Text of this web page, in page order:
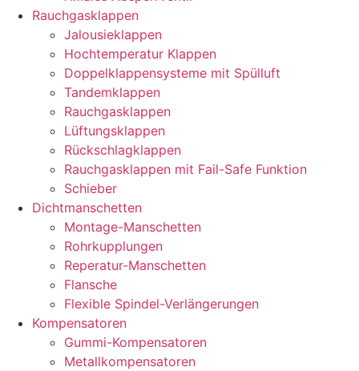
Rauchgasklappen
Jalousieklappen
Hochtemperatur Klappen
Doppelklappensysteme mit Spülluft
Tandemklappen
Rauchgasklappen
Lüftungsklappen
Rückschlagklappen
Rauchgasklappen mit Fail-Safe Funktion
Schieber
Dichtmanschetten
Montage-Manschetten
Rohrkupplungen
Reperatur-Manschetten
Flansche
Flexible Spindel-Verlängerungen
Kompensatoren
Gummi-Kompensatoren
Metallkompensatoren